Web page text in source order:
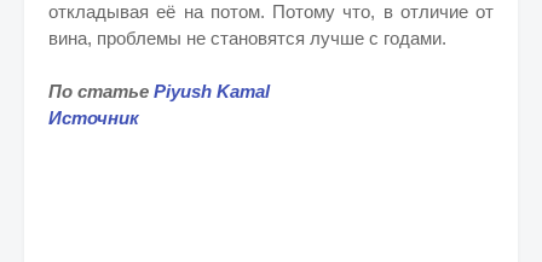
откладывая её на потом. Потому что, в отличие от
вина, проблемы не становятся лучше с годами.
По статье Piyush Kamal
Источник